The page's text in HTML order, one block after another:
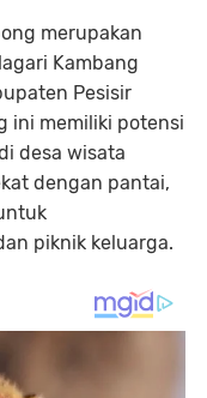
merupakan
Kambang
Pesisir
ini memiliki potensi
desa wisata
dengan pantai,
piknik keluarga.